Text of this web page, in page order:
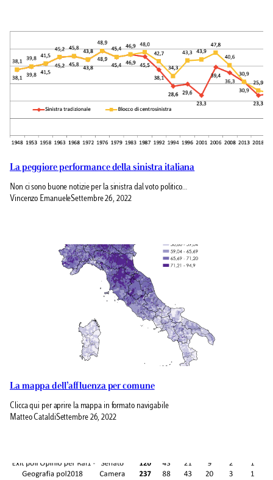
La peggiore performance della sinistra italiana
Non ci sono buone notizie per la sinistra dal voto politico…
Vincenzo EmanueleSettembre 26, 2022
La mappa dell’affluenza per comune
Clicca qui per aprire la mappa in formato navigabile
Matteo CataldiSettembre 26, 2022